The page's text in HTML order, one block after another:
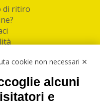
di ritiro
cookie non necessari ✕
alcuni
e